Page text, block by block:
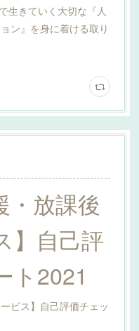
生きていく大切な『人
ン』を身に着ける取り
・放課後
】自己評
ト2021
ビス】自己評価チェッ